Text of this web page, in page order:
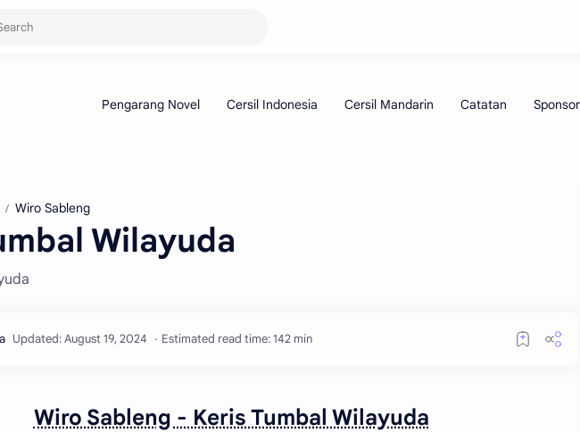
Wiro Sableng
Wilayuda
Estimated read time: 142 min
Wiro Sableng - Keris Tumbal Wilayuda